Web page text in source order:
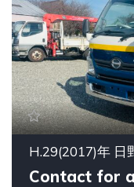
Contact for